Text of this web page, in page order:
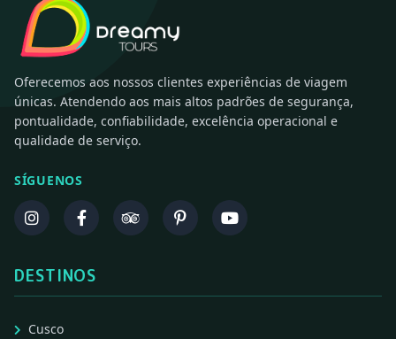
Oferecemos aos nossos clientes experiências de viagem
únicas. Atendendo aos mais altos padrões de segurança,
pontualidade, confiabilidade, excelência operacional e
qualidade de serviço.
SÍGUENOS
DESTINOS
Cusco